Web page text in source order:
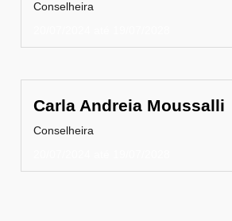
Carla Andreia Moussalli
Conselheira
Conselheira